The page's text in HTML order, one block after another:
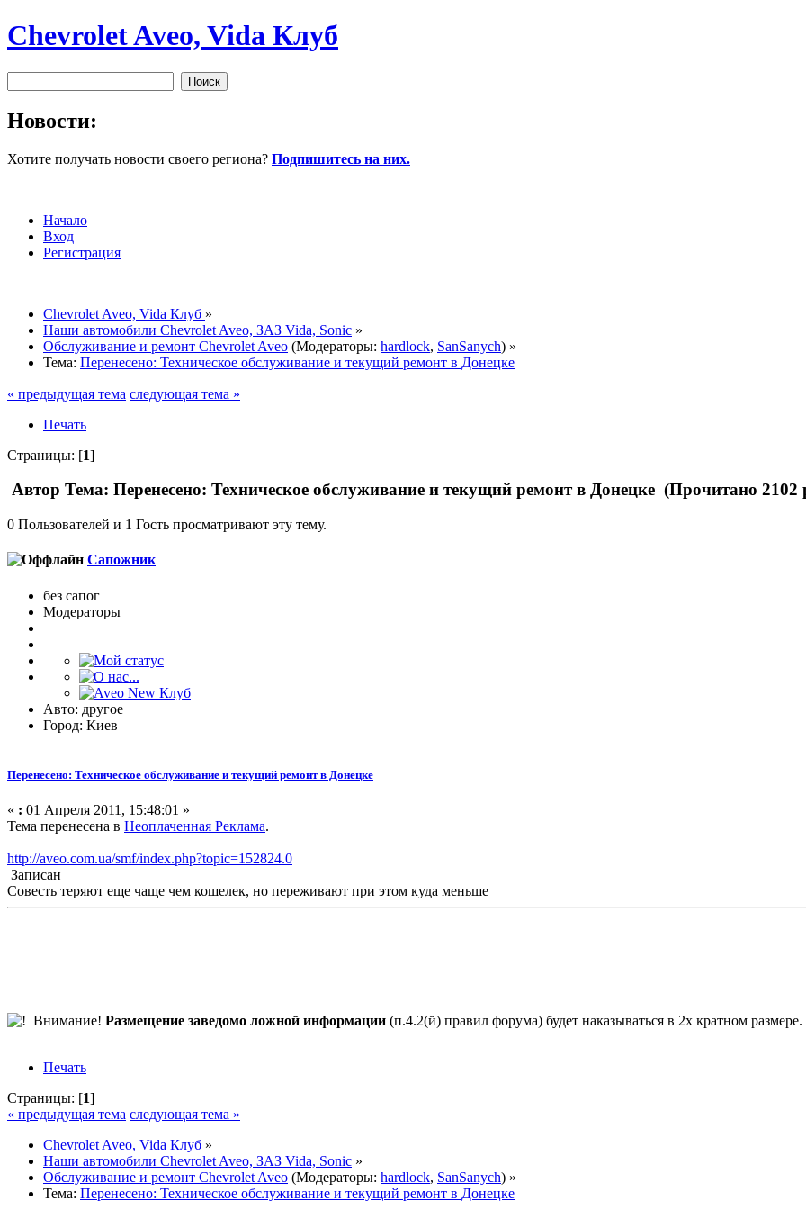
Chevrolet Aveo, Vida Клуб
Новости:
Хотите получать новости своего региона? Подпишитесь на них.
Начало
Вход
Регистрация
Chevrolet Aveo, Vida Клуб »
Наши автомобили Chevrolet Aveo, ЗАЗ Vida, Sonic »
Обслуживание и ремонт Chevrolet Aveo (Модераторы: hardlock, SanSanych) »
Тема: Перенесено: Техническое обслуживание и текущий ремонт в Донецке
« предыдущая тема следующая тема »
Печать
Страницы: [1]
Автор Тема: Перенесено: Техническое обслуживание и текущий ремонт в Донецке (Прочитано 2102
0 Пользователей и 1 Гость просматривают эту тему.
Сапожник
без сапог
Модераторы
Авто: другое
Город: Киев
Перенесено: Техническое обслуживание и текущий ремонт в Донецке
« : 01 Апреля 2011, 15:48:01 »
Тема перенесена в Неоплаченная Реклама.
http://aveo.com.ua/smf/index.php?topic=152824.0
Записан
Совесть теряют еще чаще чем кошелек, но переживают при этом куда меньше
Внимание! Размещение заведомо ложной информации (п.4.2(й) правил форума) будет наказываться в 2х кратном размере.
Печать
Страницы: [1]
« предыдущая тема следующая тема »
Chevrolet Aveo, Vida Клуб »
Наши автомобили Chevrolet Aveo, ЗАЗ Vida, Sonic »
Обслуживание и ремонт Chevrolet Aveo (Модераторы: hardlock, SanSanych) »
Тема: Перенесено: Техническое обслуживание и текущий ремонт в Донецке